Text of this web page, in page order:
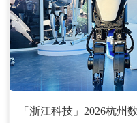
「浙江科技」2026杭州